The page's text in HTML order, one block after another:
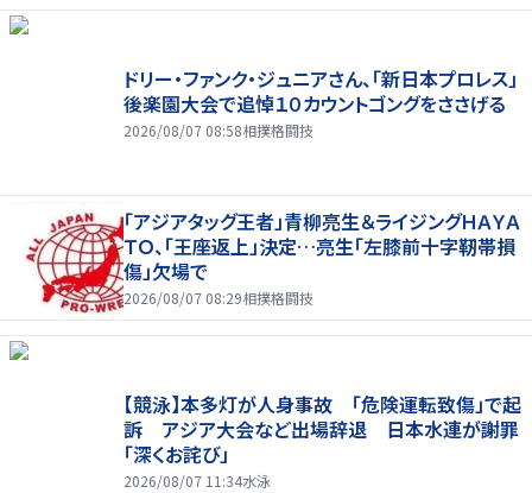
ドリー・ファンク・ジュニアさん、「新日本プロレス」
後楽園大会で追悼１０カウントゴングをささげる
2026/08/07 08:58相撲格闘技
「アジアタッグ王者」青柳亮生＆ライジングＨＡＹＡ
ＴＯ、「王座返上」決定…亮生「左膝前十字靭帯損
傷」欠場で
2026/08/07 08:29相撲格闘技
【競泳】本多灯が人身事故 「危険運転致傷」で起
訴 アジア大会など出場辞退 日本水連が謝罪
「深くお詫び」
2026/08/07 11:34水泳